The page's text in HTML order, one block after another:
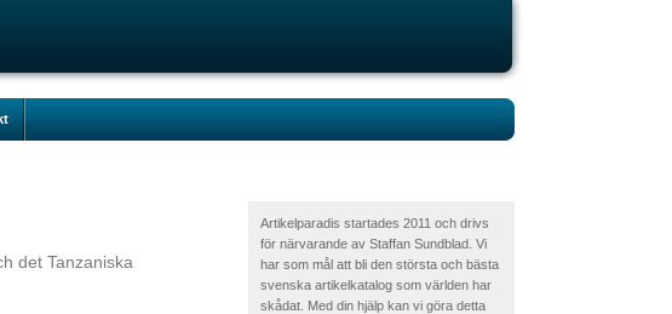
Artikelparadis startades 2011 och drivs
för närvarande av Staffan Sundblad. Vi
har som mål att bli den största och bästa
svenska artikelkatalog som världen har
skådat. Med din hjälp kan vi göra detta
det Tanzaniska